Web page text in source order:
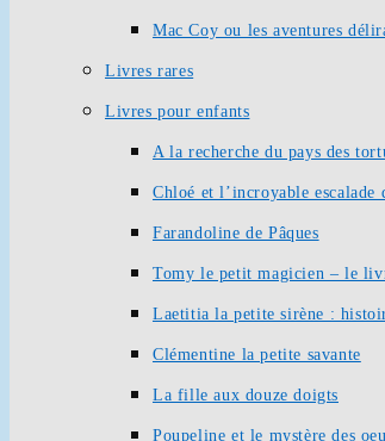
Mac Coy ou les aventures
Livres rares
Livres pour enfants
A la recherche du pays des
Chloé et l’incroyable escalade
Farandoline de Pâques
Tomy le petit magicien – le
Laetitia la petite sirène :
Clémentine la petite savante
La fille aux douze doigts
Poupeline et le mystère des